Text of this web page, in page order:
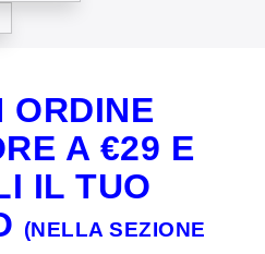
ORDINE
A €29 E
IL TUO
(NELLA SEZIONE